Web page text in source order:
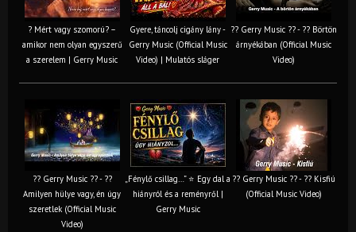
? Mért vagy szomorú? –
amikor nem olyan egyszerű
a szerelem | Gerry Music
Gyere, táncolj cigány lány -
Gerry Music (Official Music
Video) | Mulatós sláger
?? Gerry Music ?? - ?? Börtön
árnyékában (Official Music
Video)
?? Gerry Music ?? - ??
Amilyen hülye vagy, én úgy
szeretlek (Official Music
Video)
„Fénylő csillag…” ⭐ Egy dal a
hiányról és a reményről |
Gerry Music
?? Gerry Music ?? - ?? Kisfiú
(Official Music Video)